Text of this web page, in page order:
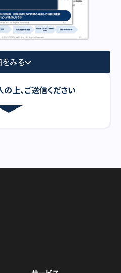
みる
上、ご送信ください